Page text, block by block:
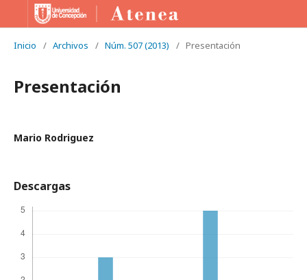
Inicio / Archivos / Núm. 507 (2013) / Presentación
Presentación
Mario Rodriguez
Descargas